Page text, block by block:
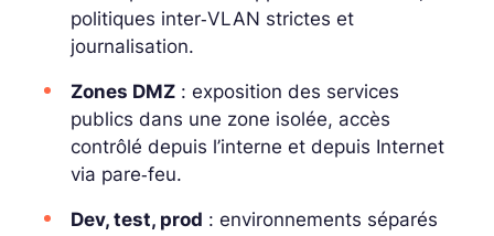
politiques inter‑VLAN strictes et
journalisation.
Zones DMZ : exposition des services
publics dans une zone isolée, accès
contrôlé depuis l’interne et depuis Internet
via pare‑feu.
Dev, test, prod : environnements séparés